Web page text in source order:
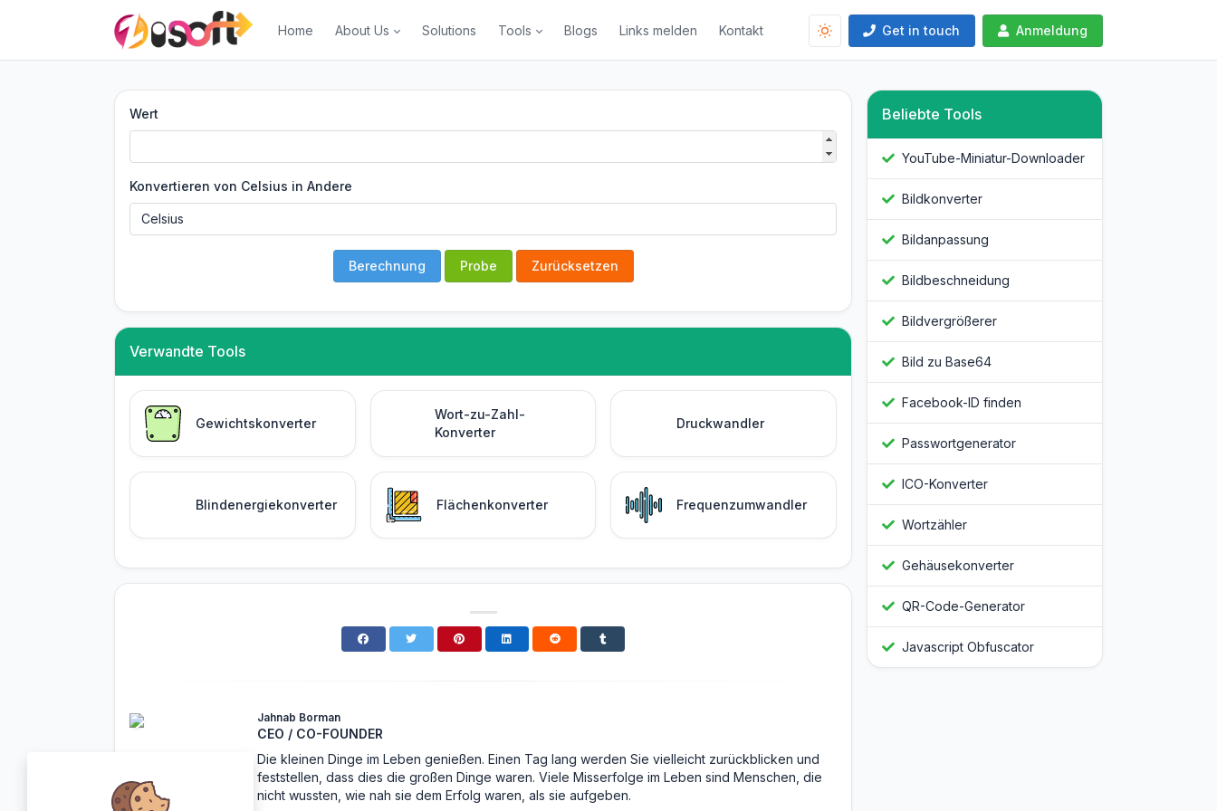
Get in touch Anmeldung
Home About Us Solutions Tools Blogs Links melden Kontakt
Wert
Konvertieren von Celsius in Andere
Berechnung Probe Zurücksetzen
Verwandte Tools
Gewichtskonverter
Wort-zu-Zahl-
Konverter
Druckwandler
Blindenergiekonverter Flächenkonverter Frequenzumwandler
Jahnab Borman
CEO / CO-FOUNDER
Die kleinen Dinge im Leben genießen. Einen Tag lang werden Sie vielleicht zurückblicken und
feststellen, dass dies die großen Dinge waren. Viele Misserfolge im Leben sind Menschen, die
nicht wussten, wie nah sie dem Erfolg waren, als sie aufgeben.
Beliebte Tools
YouTube-Miniatur-Downloader
Bildkonverter
Bildanpassung
Bildbeschneidung
Bildvergrößerer
Bild zu Base64
Facebook-ID finden
Passwortgenerator
ICO-Konverter
Wortzähler
Gehäusekonverter
QR-Code-Generator
Javascript Obfuscator